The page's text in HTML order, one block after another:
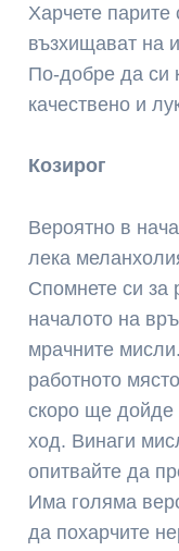
Харчете парите
възхищават на
По-добре да си
качествено и
Козирог
Вероятно в
лека
Спомнете си за
началото на
мрачните
работното
скоро ще дойде
ход. Винаги
опитвайте да
Има голяма
да похарчите